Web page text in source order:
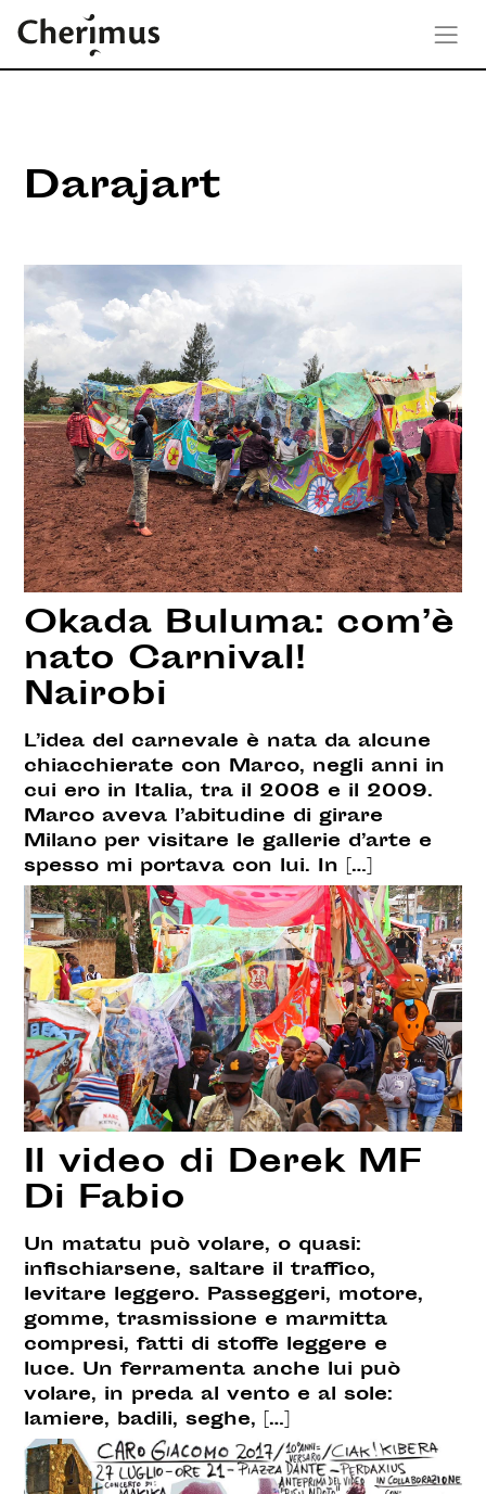
Darajart
Okada Buluma: com’è
nato Carnival!
Nairobi
L’idea del carnevale è nata da alcune
chiacchierate con Marco, negli anni in
cui ero in Italia, tra il 2008 e il 2009.
Marco aveva l’abitudine di girare
Milano per visitare le gallerie d’arte e
spesso mi portava con lui. In […]
Il video di Derek MF
Di Fabio
Un matatu può volare, o quasi:
infischiarsene, saltare il traffico,
levitare leggero. Passeggeri, motore,
gomme, trasmissione e marmitta
compresi, fatti di stoffe leggere e
luce. Un ferramenta anche lui può
volare, in preda al vento e al sole:
lamiere, badili, seghe, […]